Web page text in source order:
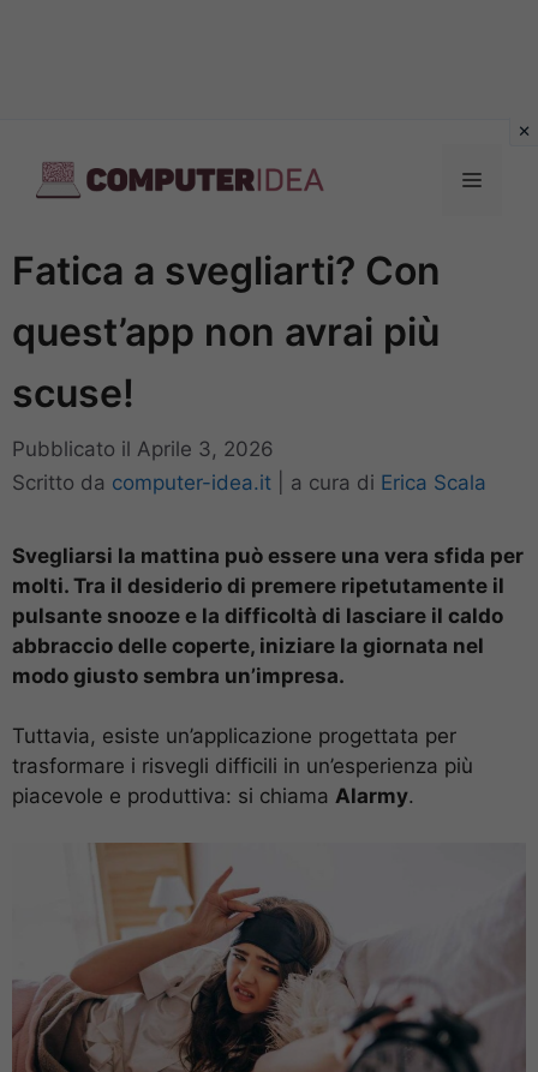
contenuto
Menu
Fatica a svegliarti? Con
quest’app non avrai più
scuse!
Pubblicato il Aprile 3, 2026
Scritto da computer-idea.it a cura di Erica Scala
Svegliarsi la mattina può essere una vera sfida per
molti. Tra il desiderio di premere ripetutamente il
pulsante snooze e la difficoltà di lasciare il caldo
abbraccio delle coperte, iniziare la giornata nel
modo giusto sembra un’impresa.
Tuttavia, esiste un’applicazione progettata per
trasformare i risvegli difficili in un’esperienza più
piacevole e produttiva: si chiama Alarmy.